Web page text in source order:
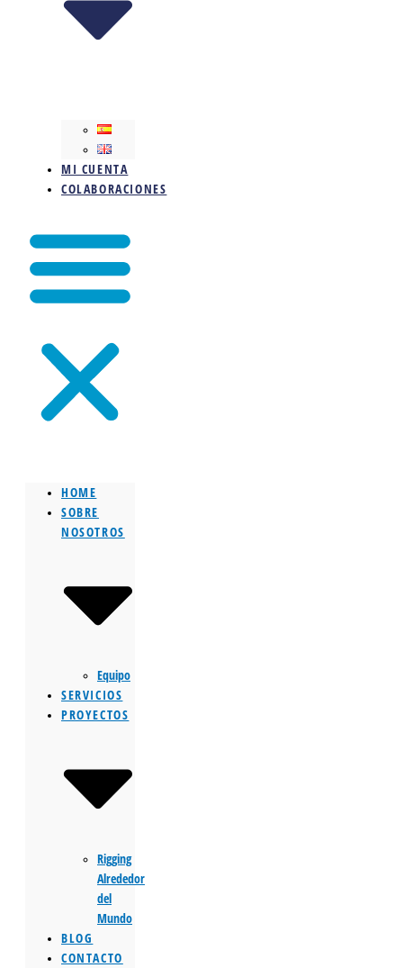
MI CUENTA
COLABORACIONES
HOME
SOBRE
NOSOTROS
Equipo
SERVICIOS
PROYECTOS
Rigging
Alrededor
del
Mundo
BLOG
CONTACTO